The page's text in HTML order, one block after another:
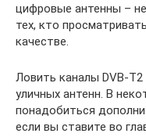
цифровые антенны –
тех, кто
качестве.
Ловить каналы DVB-
уличных антенн. В
понадобиться
если вы ставите во